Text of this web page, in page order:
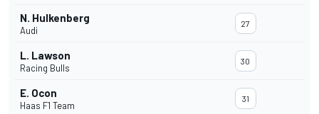
N. Hulkenberg
Audi
27
L. Lawson
Racing Bulls
30
E. Ocon
Haas F1 Team
31